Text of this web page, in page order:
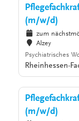
(m/w/d)
zum
Alzey
Psychiatrisches
Rheinhessen-
(m/w/d)